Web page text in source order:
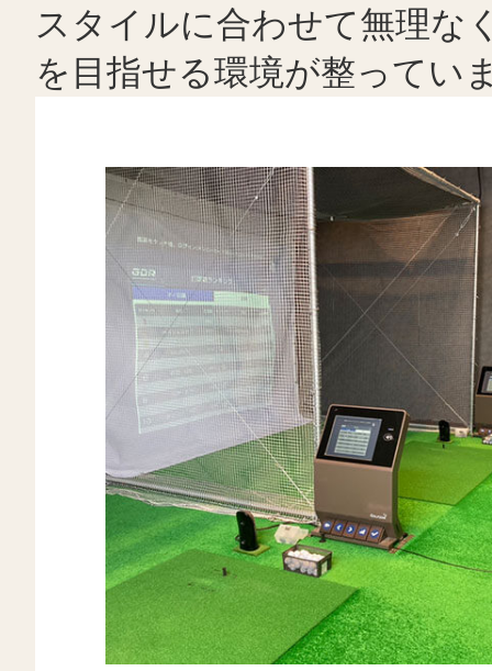
スタイルに合わせて無理な
を目指せる環境が整ってい